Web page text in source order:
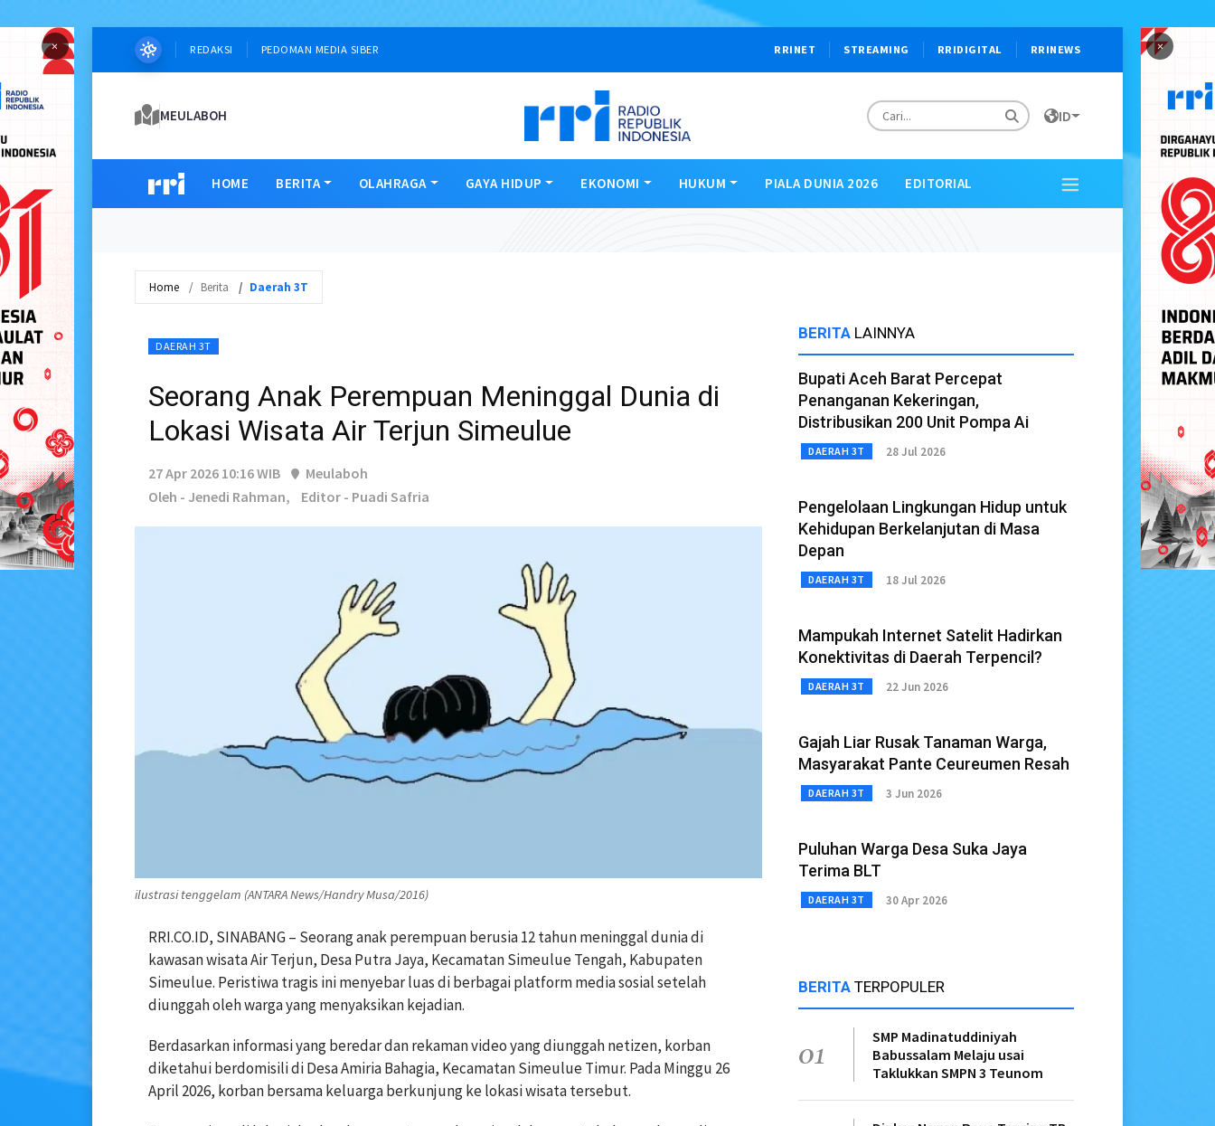
× ×
REDAKSI PEDOMAN MEDIA SIBER RRINET STREAMING RRIDIGITAL RRINEWS
MEULABOH ID
HOME BERITA OLAHRAGA GAYA HIDUP EKONOMI HUKUM PIALA DUNIA 2026 EDITORIAL
Home Berita Daerah 3T
DAERAH 3T
Seorang Anak Perempuan Meninggal Dunia di
Lokasi Wisata Air Terjun Simeulue
27 Apr 2026 10:16 WIB
Meulaboh
Oleh - Jenedi Rahman,
Editor - Puadi Safria
ilustrasi tenggelam (ANTARA News/Handry Musa/2016)
RRI.CO.ID, SINABANG – Seorang anak perempuan berusia 12 tahun meninggal dunia di
kawasan wisata Air Terjun, Desa Putra Jaya, Kecamatan Simeulue Tengah, Kabupaten
Simeulue. Peristiwa tragis ini menyebar luas di berbagai platform media sosial setelah
diunggah oleh warga yang menyaksikan kejadian.
Berdasarkan informasi yang beredar dan rekaman video yang diunggah netizen, korban
diketahui berdomisili di Desa Amiria Bahagia, Kecamatan Simeulue Timur. Pada Minggu 26
April 2026, korban bersama keluarga berkunjung ke lokasi wisata tersebut.
BERITA LAINNYA
Bupati Aceh Barat Percepat
Penanganan Kekeringan,
Distribusikan 200 Unit Pompa Ai
DAERAH 3T 28 Jul 2026
Pengelolaan Lingkungan Hidup untuk
Kehidupan Berkelanjutan di Masa
Depan
DAERAH 3T 18 Jul 2026
Mampukah Internet Satelit Hadirkan
Konektivitas di Daerah Terpencil?
DAERAH 3T 22 Jun 2026
Gajah Liar Rusak Tanaman Warga,
Masyarakat Pante Ceureumen Resah
DAERAH 3T 3 Jun 2026
Puluhan Warga Desa Suka Jaya
Terima BLT
DAERAH 3T 30 Apr 2026
BERITA TERPOPULER
01
SMP Madinatuddiniyah
Babussalam Melaju usai
Taklukkan SMPN 3 Teunom